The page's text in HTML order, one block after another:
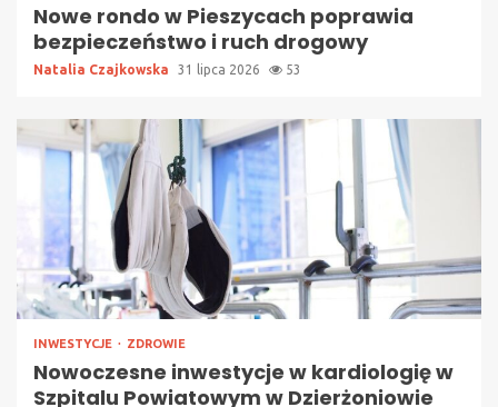
Nowe rondo w Pieszycach poprawia
bezpieczeństwo i ruch drogowy
Natalia Czajkowska 31 lipca 2026 53
INWESTYCJE ZDROWIE
Nowoczesne inwestycje w kardiologię w
Szpitalu Powiatowym w Dzierżoniowie